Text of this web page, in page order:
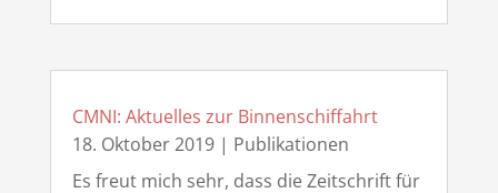
CMNI: Aktuelles zur Binnenschiffahrt
18. Oktober 2019| Publikationen
Es freut mich sehr, dass die Zeitschrift für